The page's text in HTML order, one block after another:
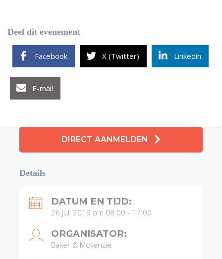
Deel dit evenement
Facebook X (Twitter) Linkedin
E-mail
DIRECT AANMELDEN
Details
DATUM EN TIJD:
26 juli 2019 om 08:00 - 17:00
ORGANISATOR:
Baker & McKenzie